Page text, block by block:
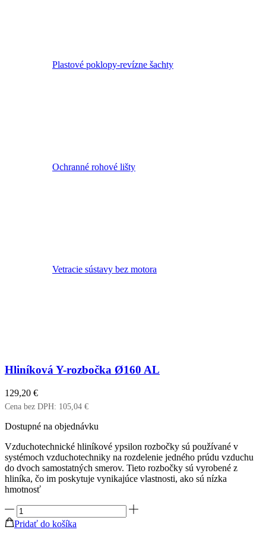
Plastové poklopy-revízne šachty
Ochranné rohové lišty
Vetracie sústavy bez motora
Hliníková Y-rozbočka Ø160 AL
129,20 €
Cena bez DPH: 105,04 €
Dostupné na objednávku
Vzduchotechnické hliníkové ypsilon rozbočky sú používané v
systémoch vzduchotechniky na rozdelenie jedného prúdu vzduchu
do dvoch samostatných smerov. Tieto rozbočky sú vyrobené z
hliníka, čo im poskytuje vynikajúce vlastnosti, ako sú nízka
hmotnosť
množstvo
Hliníková
Y-
Pridať do košíka